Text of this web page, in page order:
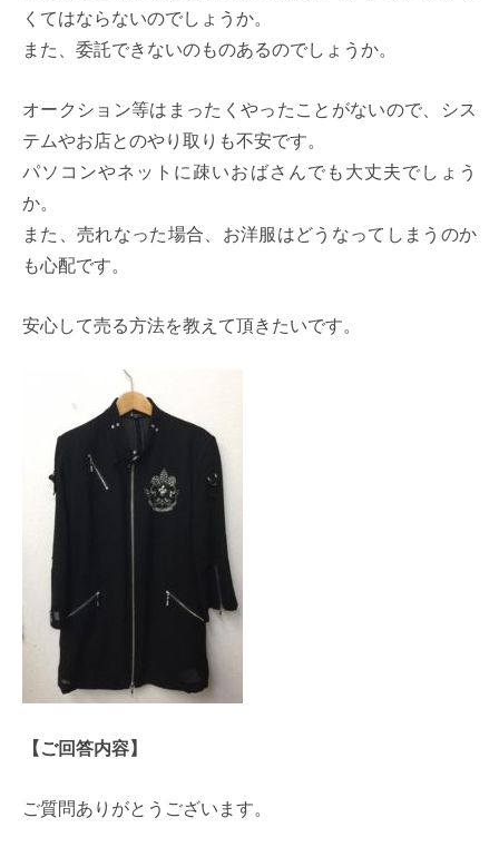
くてはならないのでしょうか。
また、委託できないのものあるのでしょうか。
オークション等はまったくやったことがないので、シス
テムやお店とのやり取りも不安です。
パソコンやネットに疎いおばさんでも大丈夫でしょう
か。
また、売れなった場合、お洋服はどうなってしまうのか
も心配です。
安心して売る方法を教えて頂きたいです。
【ご回答内容】
ご質問ありがとうございます。